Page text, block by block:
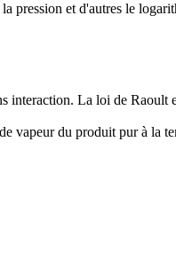
et d'autres le
La loi de
vapeur du produit pur à